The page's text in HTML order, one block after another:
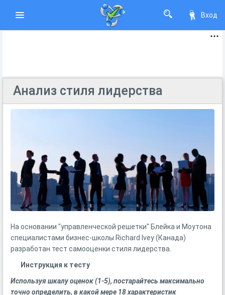
Вход
Анализ стиля лидерства
На основании "управленческой решетки" Блейка и Моутона
специалистами бизнес-школы Richard Ivey (Канада)
разработан тест самооценки стиля лидерства.
Инструкция к тесту
Используя шкалу оценок (1-5), постарайтесь максимально
точно определить, в какой мере 18 характеристик